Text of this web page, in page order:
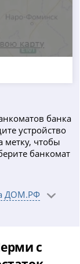
банка
устройство
метку, чтобы
банкомат
ДОМ.РФ
с